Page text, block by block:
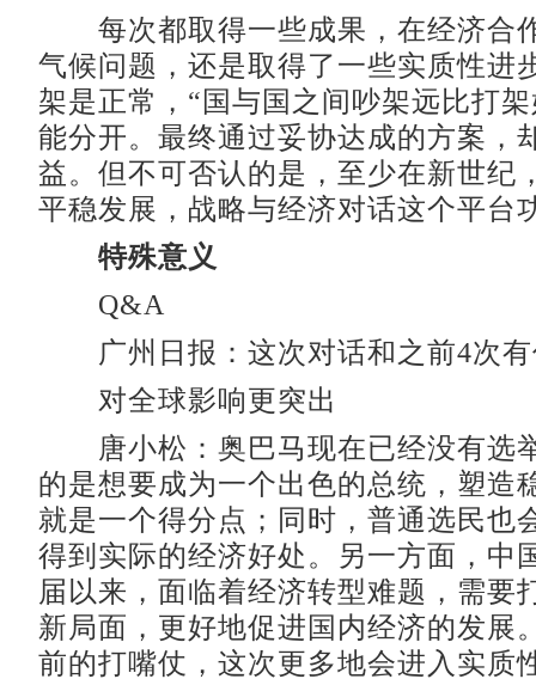
每次都取得一些成果，在经济合
气候问题，还是取得了一些实质性进
架是正常，“国与国之间吵架远比打
能分开。最终通过妥协达成的方案，
益。但不可否认的是，至少在新世纪
平稳发展，战略与经济对话这个平台
特殊意义
Q&A
广州日报：这次对话和之前4次有
对全球影响更突出
唐小松：奥巴马现在已经没有选
的是想要成为一个出色的总统，塑造
就是一个得分点；同时，普通选民也
得到实际的经济好处。另一方面，中
届以来，面临着经济转型难题，需要
新局面，更好地促进国内经济的发展
前的打嘴仗，这次更多地会进入实质